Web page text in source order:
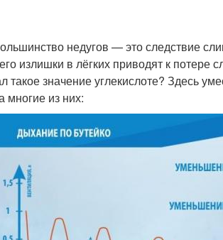
недугов — это следствие
излишки в лёгких приводят к потере
значение углекислоте? Здесь
многие из них: